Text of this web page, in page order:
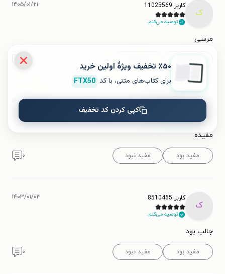
ک
کاربر 11025569
توصیه می‌کنم.
۱۴۰۵/۰۱/۲۱
مرسی
۰
۱۴۰۵/۰۱/۲۱
مفیده
مفید بود مفید نبود ۰
ک
کاربر 8510465
توصیه می‌کنم.
۱۴۰۳/۰۱/۰۳
جالب بود
مفید بود مفید نبود ۰
٪۵۰ تخفیف ویژۀ اولین خرید
برای کتاب‌های متنی، با کد FTX50
کپی کردن کد تخفیف